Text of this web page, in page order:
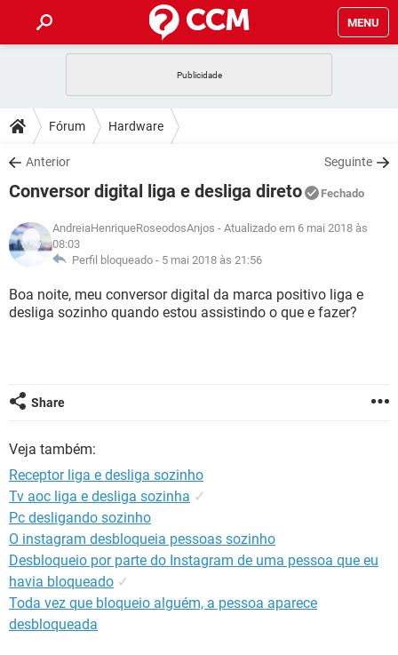
MENU
CELULAR
OUTLOOK
INSTAGRAM GMAIL
GUIA DE COMPRAS
DICAS
JOGOS
INSTAGRAM
GUIA DE COMPRAS
DOWNLOADS
JOGOS WHATSAPP
CELULAR FACEBOOK
OUTLOOK EXCEL
GUIA DE COMPRAS
JOGOS
CELULAR FACEBOOK
OUTLOOK EXCEL
GLOSSÁRIO
CELULAR FACEBOOK
GUIA DE COMPRAS
Fórum Hardware
Anterior Seguinte
Conversor digital liga e desliga direto Fechado
AndreiaHenriqueRoseodosAnjos - Atualizado em 6 mai 2018 às
08:03
Perfil bloqueado - 5 mai 2018 às 21:56
Boa noite, meu conversor digital da marca positivo liga e
desliga sozinho quando estou assistindo o que e fazer?
Share
Veja também:
Receptor liga e desliga sozinho
Tv aoc liga e desliga sozinha ✓
Pc desligando sozinho
O instagram desbloqueia pessoas sozinho
Desbloqueio por parte do Instagram de uma pessoa que eu
havia bloqueado ✓
Toda vez que bloqueio alguém, a pessoa aparece
desbloqueada